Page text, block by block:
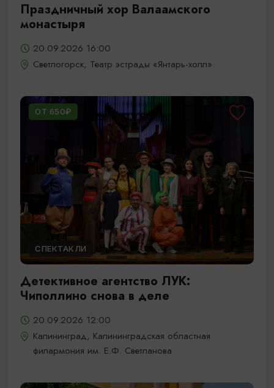
Праздничный хор Валаамского
монастыря
20.09.2026 16:00
Светлогорск, Театр эстрады «Янтарь-холл»
ОТ 650₽
СПЕКТАКЛИ
Детективное агентство ЛУК:
Чиполлино снова в деле
20.09.2026 12:00
Калининград, Калининградская областная
филармония им. Е.Ф. Светланова